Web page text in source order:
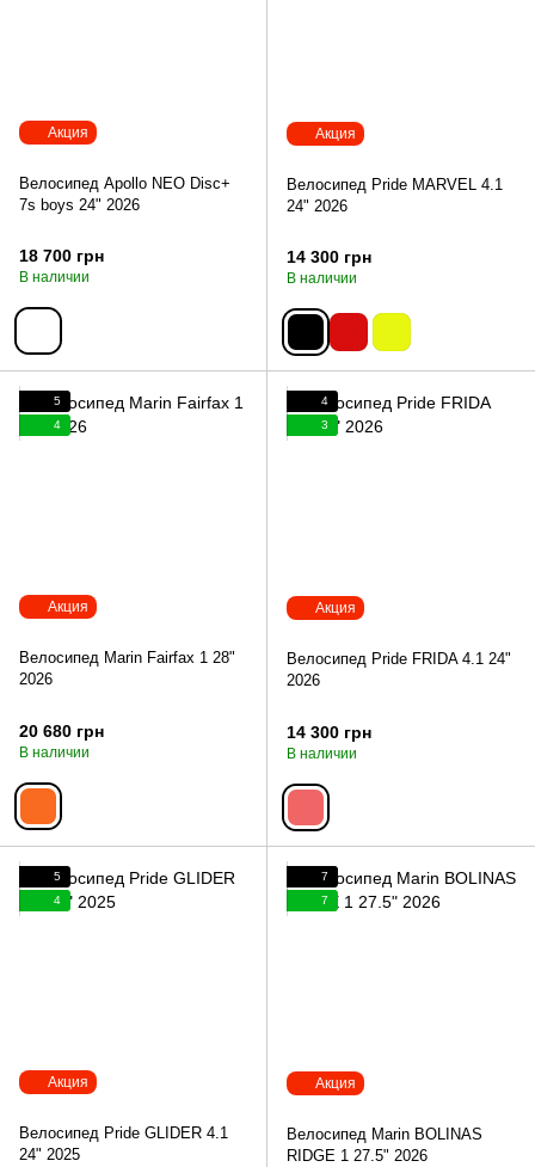
Акция
Велосипед Apollo NEO Disc+
7s boys 24" 2026
18 700 грн
В наличии
Акция
Велосипед Pride MARVEL 4.1
24" 2026
14 300 грн
В наличии
Акция
5
4
Велосипед Marin Fairfax 1 28"
2026
20 680 грн
В наличии
Акция
4
3
Велосипед Pride FRIDA 4.1 24"
2026
14 300 грн
В наличии
Акция
5
4
Велосипед Pride GLIDER 4.1
24" 2025
Акция
7
7
Велосипед Marin BOLINAS
RIDGE 1 27.5" 2026